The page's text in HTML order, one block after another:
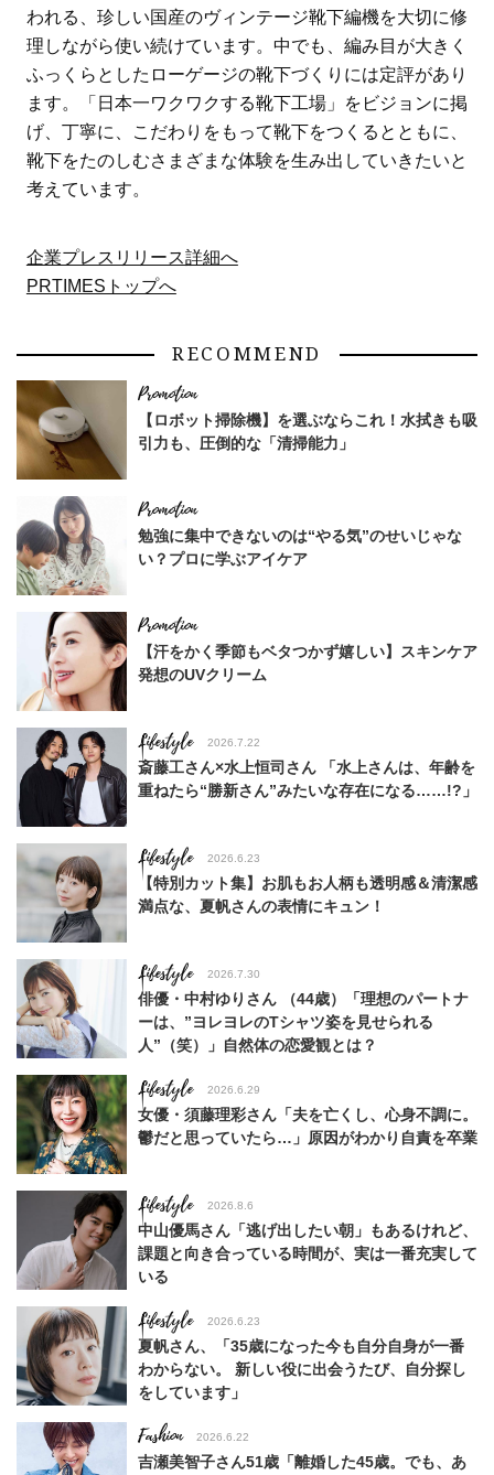
われる、珍しい国産のヴィンテージ靴下編機を大切に修
理しながら使い続けています。中でも、編み目が大きく
ふっくらとしたローゲージの靴下づくりには定評があり
ます。「日本一ワクワクする靴下工場」をビジョンに掲
げ、丁寧に、こだわりをもって靴下をつくるとともに、
靴下をたのしむさまざまな体験を生み出していきたいと
考えています。
企業プレスリリース詳細へ
PRTIMESトップへ
RECOMMEND
【ロボット掃除機】を選ぶならこれ！水拭きも吸
引力も、圧倒的な「清掃能力」
勉強に集中できないのは“やる気”のせいじゃな
い？プロに学ぶアイケア
【汗をかく季節もベタつかず嬉しい】スキンケア
発想のUVクリーム
Lifestyle 2026.7.22
斎藤工さん×水上恒司さん 「水上さんは、年齢を
重ねたら“勝新さん”みたいな存在になる……!?」
Lifestyle 2026.6.23
【特別カット集】お肌もお人柄も透明感＆清潔感
満点な、夏帆さんの表情にキュン！
Lifestyle 2026.7.30
俳優・中村ゆりさん （44歳）「理想のパートナ
ーは、”ヨレヨレのTシャツ姿を見せられる
人”（笑）」自然体の恋愛観とは？
Lifestyle 2026.6.29
女優・須藤理彩さん「夫を亡くし、心身不調に。
鬱だと思っていたら…」原因がわかり自責を卒業
Lifestyle 2026.8.6
中山優馬さん「逃げ出したい朝」もあるけれど、
課題と向き合っている時間が、実は一番充実して
いる
Lifestyle 2026.6.23
夏帆さん、「35歳になった今も自分自身が一番
わからない。 新しい役に出会うたび、自分探し
をしています」
Fashion 2026.6.22
吉瀬美智子さん51歳「離婚した45歳。でも、あ